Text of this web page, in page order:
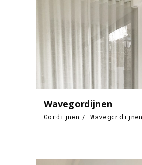
Wavegordijnen
Gordijnen Wavegordijnen